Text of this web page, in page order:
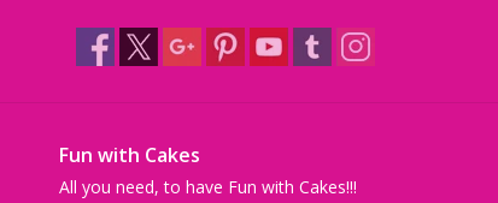
Fun with Cakes
All you need, to have Fun with Cakes!!!